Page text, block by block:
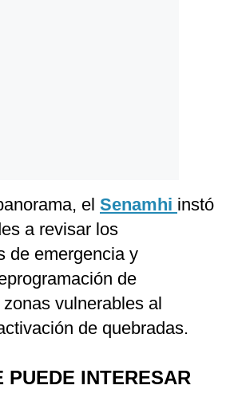
el Senamhi instó
a revisar los
de emergencia y
de
vulnerables al
de quebradas.
PUEDE INTERESAR